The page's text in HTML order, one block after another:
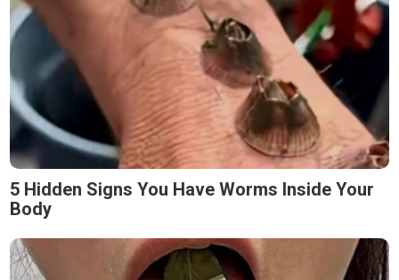
5 Hidden Signs You Have Worms Inside Your
Body